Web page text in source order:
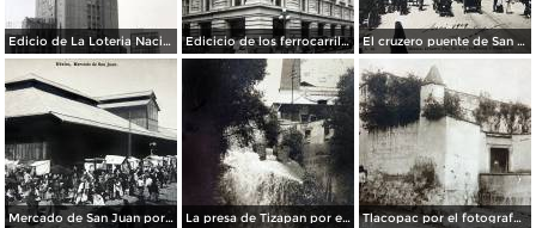
Edicio de La Loteria Nacional Ciudad de México Abril de 1964 Edicicio de los ferrocarriles. El cruzero puente de San Francisco y Guardiola por el fotografo Felix Miret.
Mercado de San Juan por el fotografo Felix Miret La presa de Tizapan por el fotografo Fernando Kososky. ( Circulada el 22 de Diembre de 1910 ). Tlacopac por el fotografo Hugo Brehme.